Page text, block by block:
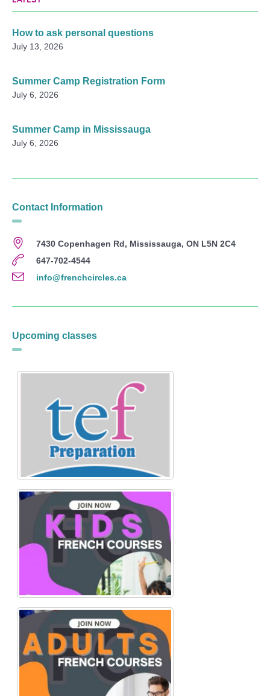
How to ask personal questions
July 13, 2026
Summer Camp Registration Form
July 6, 2026
Summer Camp in Mississauga
July 6, 2026
Contact Information
7430 Copenhagen Rd, Mississauga, ON L5N 2C4
647-702-4544
info@frenchcircles.ca
Upcoming classes